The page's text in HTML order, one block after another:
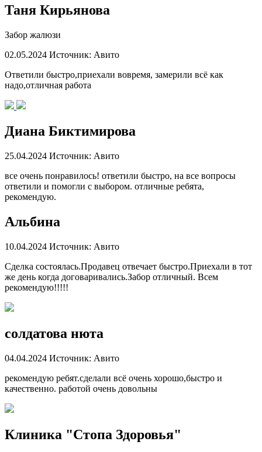
Таня Кирьянова
Забор жалюзи
02.05.2024 Источник: Авито
Ответили быстро,приехали вовремя, замерили всё как
надо,отличная работа
Диана Биктимирова
25.04.2024 Источник: Авито
все очень понравилось! ответили быстро, на все вопросы
ответили и помогли с выбором. отличные ребята,
рекомендую.
Альбина
10.04.2024 Источник: Авито
Сделка состоялась.Продавец отвечает быстро.Приехали в тот
же день когда договаривались.Забор отличный. Всем
рекомендую!!!!!
солдатова нюта
04.04.2024 Источник: Авито
рекомендую ребят.сделали всё очень хорошо,быстро и
качественно. работой очень довольны
Клиника "Стопа Здоровья"